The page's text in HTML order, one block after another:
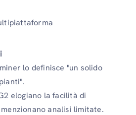
lo definisce "un solido
elogiano la facilità di
analisi limitate.